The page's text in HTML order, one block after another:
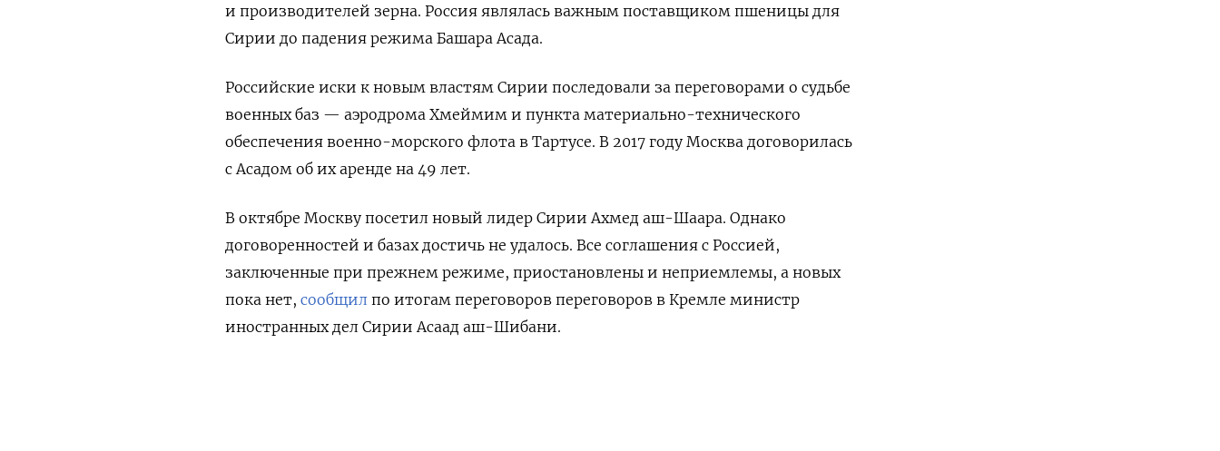
и производителей зерна. Россия являлась важным поставщиком пшеницы для
Сирии до падения режима Башара Асада.
Российские иски к новым властям Сирии последовали за переговорами о судьбе
военных баз — аэродрома Хмеймим и пункта материально-технического
обеспечения военно-морского флота в Тартусе. В 2017 году Москва договорилась
с Асадом об их аренде на 49 лет.
В октябре Москву посетил новый лидер Сирии Ахмед аш-Шаара. Однако
договоренностей и базах достичь не удалось. Все соглашения с Россией,
заключенные при прежнем режиме, приостановлены и неприемлемы, а новых
пока нет, сообщил по итогам переговоров переговоров в Кремле министр
иностранных дел Сирии Асаад аш-Шибани.